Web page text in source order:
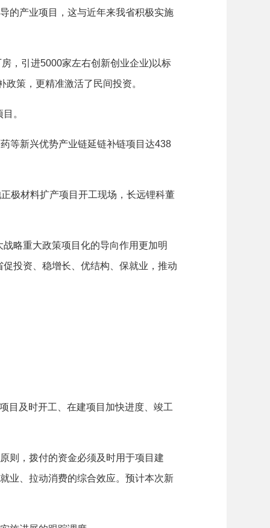
的产业项目，这与近年来我省积极实施
，引进5000家左右创新创业企业)以标
策，更精准激活了民间投资。
。
等新兴优势产业链延链补链项目达438
极材料扩产项目开工现场，长远锂科董
略重大政策项目化的导向作用更加明
投资、稳增长、优结构、保就业，推动
及时开工、在建项目加快进度、竣工
则，拨付的资金必须及时用于项目建
业、拉动消费的综合效应。预计本次新